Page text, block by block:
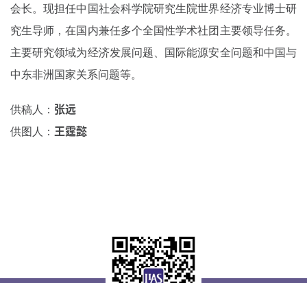
会长。现担任中国社会科学院研究生院世界经济专业博士研
究生导师，在国内兼任多个全国性学术社团主要领导任务。
主要研究领域为经济发展问题、国际能源安全问题和中国与
中东非洲国家关系问题等。
供稿人： 张远
供图人： 王霆懿